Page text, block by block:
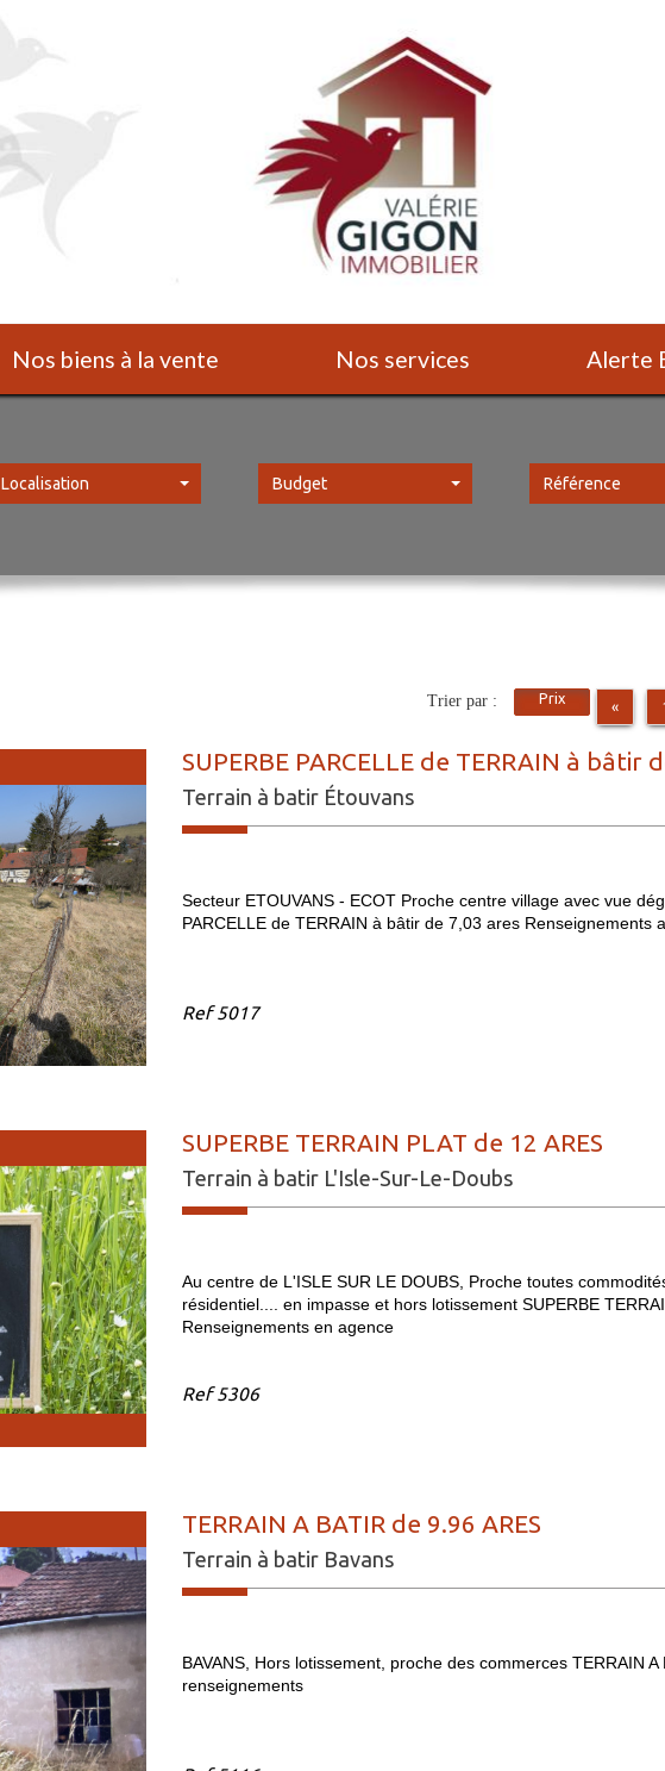
Nos biens à la vente Nos services Alerte
Localisation Budget
«
Trier par : Prix
SUPERBE PARCELLE de TERRAIN à bâtir
Terrain à batir Étouvans
Secteur ETOUVANS - ECOT Proche centre village avec vue
PARCELLE de TERRAIN à bâtir de 7,03 ares Renseignements
Ref5017
SUPERBE TERRAIN PLAT de 12 ARES
Terrain à batir L'Isle-Sur-Le-Doubs
Au centre de L'ISLE SUR LE DOUBS, Proche toutes
résidentiel.... en impasse et hors lotissement SUPERBE
Renseignements en agence
Ref5306
TERRAIN A BATIR de 9.96 ARES
Terrain à batir Bavans
BAVANS, Hors lotissement, proche des commerces TERRAIN
renseignements